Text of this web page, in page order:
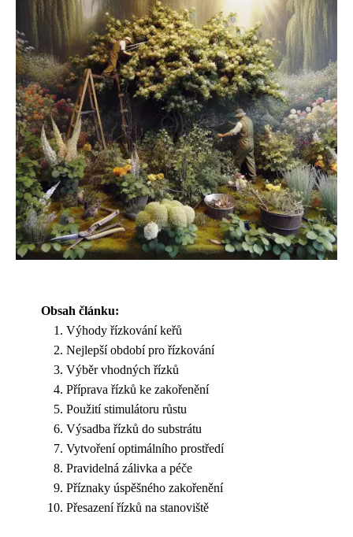
Obsah článku:
Výhody řízkování keřů
Nejlepší období pro řízkování
Výběr vhodných řízků
Příprava řízků ke zakořenění
Použití stimulátoru růstu
Výsadba řízků do substrátu
Vytvoření optimálního prostředí
Pravidelná zálivka a péče
Příznaky úspěšného zakořenění
Přesazení řízků na stanoviště